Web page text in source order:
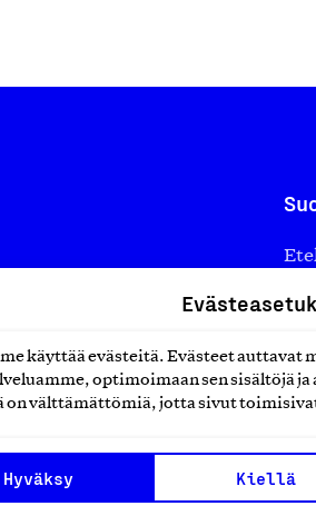
käyttää evästeitä. Evästeet auttavat
optimoimaan sen sisältöjä
on välttämättömiä, jotta sivut
Hyväksy Kiellä
työmarkkinajärjestöistä
suomalaisen
kansainvälisiin
vuotta sitten edistämään
ylpeyttä
että työ yhdistää ihmisiä ja